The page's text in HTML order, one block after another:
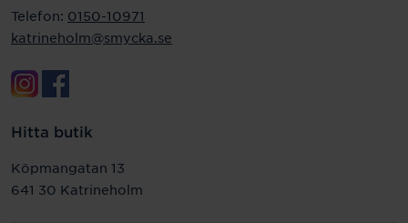
Telefon: 0150-10971
katrineholm@smycka.se
Hitta butik
Köpmangatan 13
641 30 Katrineholm